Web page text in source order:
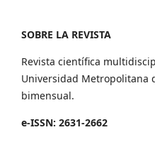
SOBRE LA REVISTA
Revista científica
Universidad Metropolitana
bimensual.
e-ISSN: 2631-2662